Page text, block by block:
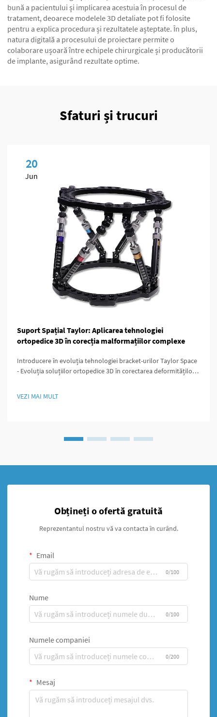
bună a pacientului și implicarea acestuia în procesul de
tratament, deoarece modelele 3D detaliate pot fi folosite
pentru a explica procedura și rezultatele așteptate. În plus,
natura digitală a procesului de proiectare permite o
colaborare ușoară între echipele chirurgicale și producătorii
de implante, asigurând rezultate optime.
Sfaturi și trucuri
20
Jun
Suport Spațial Taylor: Aplicarea tehnologiei
ortopedice 3D în corecția malformațiilor complexe
Introducere în evoluția tehnologiei bracket-urilor Taylor Space
- Evoluția soluțiilor ortopedice 3D în corectarea deformităților
asupra rezultatelor. În acele vremuri...
VEZI MAI MULT
Obțineți o ofertă gratuită
Reprezentantul nostru vă va contacta în curând.
Email
0/100
Nume
0/100
Numele companiei
0/200
Mesaj